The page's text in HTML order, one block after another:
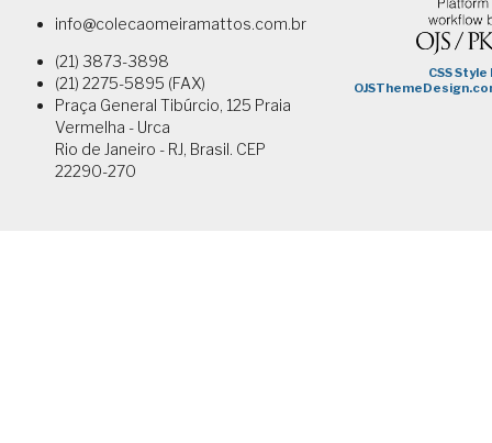
info@colecaomeiramattos.com.br
(21) 3873-3898
(21) 2275-5895 (FAX)
Praça General Tibúrcio, 125 Praia
Vermelha - Urca
Rio de Janeiro - RJ, Brasil. CEP
22290-270